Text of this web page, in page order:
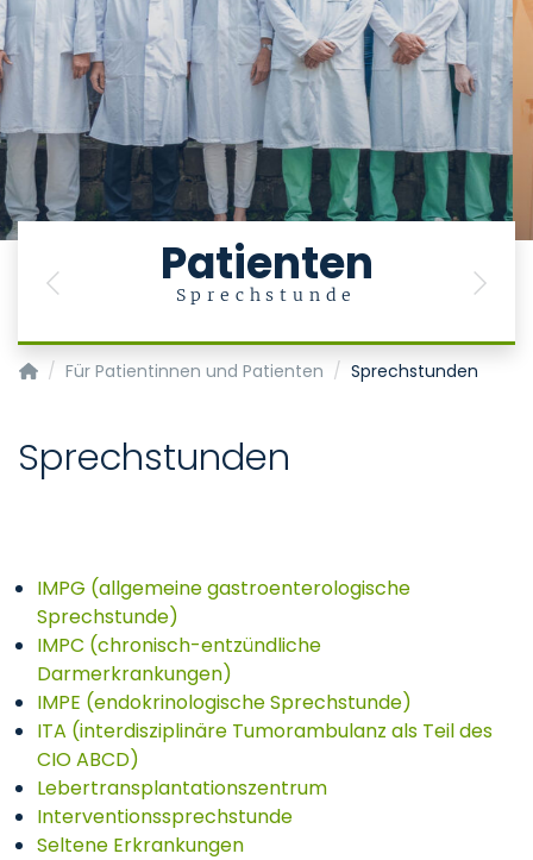
Patienten
Sprechstunde
Previous Next
Klinik für Gastroenterologie, Stoffwechselerkrankungen
Für Patientinnen und Patienten Sprechstunden
Sprechstunden
IMPG (allgemeine gastroenterologische
Sprechstunde)
IMPC (chronisch-entzündliche
Darmerkrankungen)
IMPE (endokrinologische Sprechstunde)
ITA (interdisziplinäre Tumorambulanz als Teil des
CIO ABCD)
Lebertransplantationszentrum
Interventionssprechstunde
Seltene Erkrankungen